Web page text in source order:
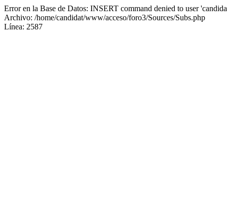
Error en la Base de Datos: INSERT command denied to user
Archivo: /home/candidat/www/acceso/foro3/Sources/Subs.php
Línea: 2587